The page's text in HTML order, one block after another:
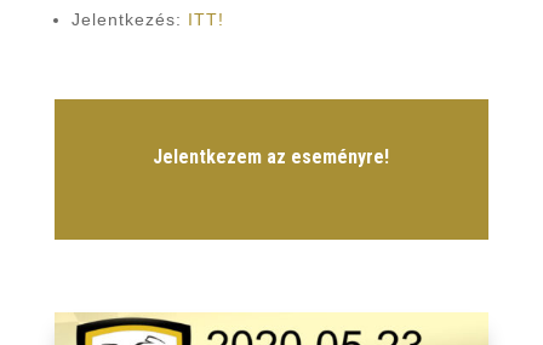
Jelentkezés: ITT!
Jelentkezem az eseményre!